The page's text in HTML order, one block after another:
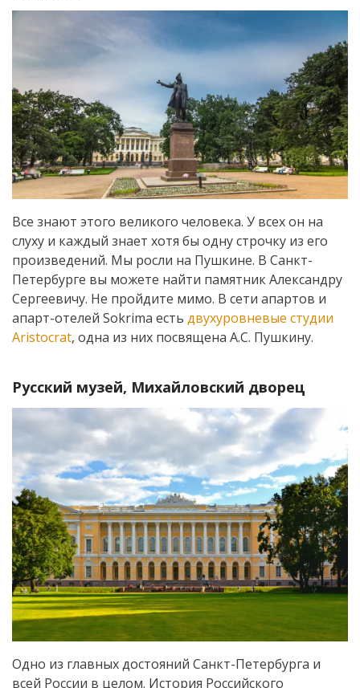
Все знают этого великого человека. У всех он на
слуху и каждый знает хотя бы одну строчку из его
произведений. Мы росли на Пушкине. В Санкт-
Петербурге вы можете найти памятник Александру
Сергеевичу. Не пройдите мимо. В сети апартов и
апарт-отелей Sokrima есть двухуровневые студии
Aristocrat, одна из них посвящена А.С. Пушкину.
Русский музей, Михайловский дворец
Одно из главных достояний Санкт-Петербурга и
всей России в целом. История Российского